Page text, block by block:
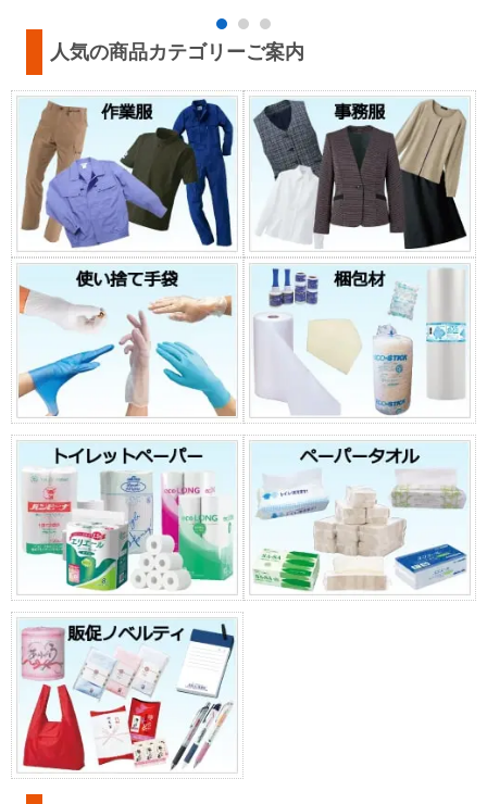
人気の商品カテゴリーご案内